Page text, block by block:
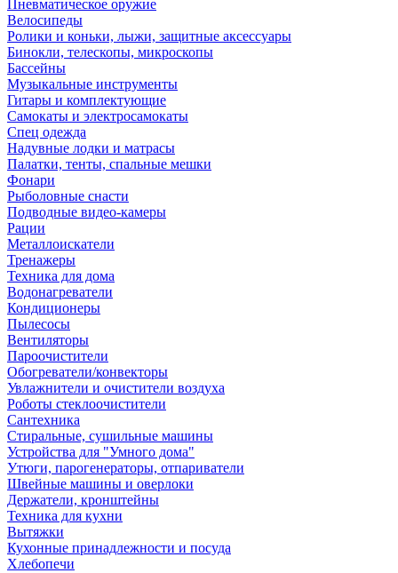
Пневматическое оружие
Велосипеды
Ролики и коньки, лыжи, защитные аксессуары
Бинокли, телескопы, микроскопы
Бассейны
Музыкальные инструменты
Гитары и комплектующие
Самокаты и электросамокаты
Спец одежда
Надувные лодки и матрасы
Палатки, тенты, спальные мешки
Фонари
Рыболовные снасти
Подводные видео-камеры
Рации
Металлоискатели
Тренажеры
Техника для дома
Водонагреватели
Кондиционеры
Пылесосы
Вентиляторы
Пароочистители
Обогреватели/конвекторы
Увлажнители и очистители воздуха
Роботы стеклоочистители
Сантехника
Стиральные, сушильные машины
Устройства для "Умного дома"
Утюги, парогенераторы, отпариватели
Швейные машины и оверлоки
Держатели, кронштейны
Техника для кухни
Вытяжки
Кухонные принадлежности и посуда
Хлебопечи